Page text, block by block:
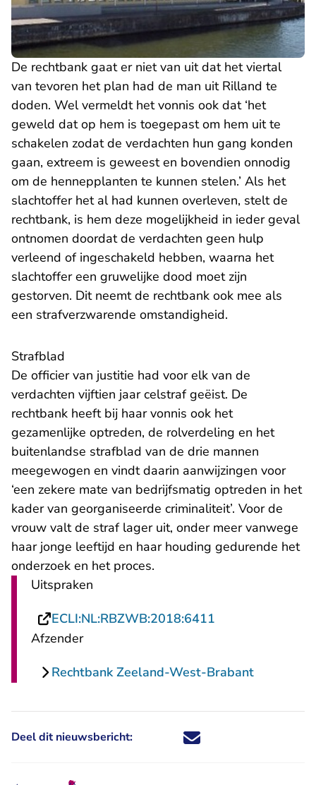
De rechtbank gaat er niet van uit dat het viertal
van tevoren het plan had de man uit Rilland te
doden. Wel vermeldt het vonnis ook dat ‘het
geweld dat op hem is toegepast om hem uit te
schakelen zodat de verdachten hun gang konden
gaan, extreem is geweest en bovendien onnodig
om de hennepplanten te kunnen stelen.’ Als het
slachtoffer het al had kunnen overleven, stelt de
rechtbank, is hem deze mogelijkheid in ieder geval
ontnomen doordat de verdachten geen hulp
verleend of ingeschakeld hebben, waarna het
slachtoffer een gruwelijke dood moet zijn
gestorven. Dit neemt de rechtbank ook mee als
een strafverzwarende omstandigheid.
Strafblad
De officier van justitie had voor elk van de
verdachten vijftien jaar celstraf geëist. De
rechtbank heeft bij haar vonnis ook het
gezamenlijke optreden, de rolverdeling en het
buitenlandse strafblad van de drie mannen
meegewogen en vindt daarin aanwijzingen voor
‘een zekere mate van bedrijfsmatig optreden in het
kader van georganiseerde criminaliteit’. Voor de
vrouw valt de straf lager uit, onder meer vanwege
haar jonge leeftijd en haar houding gedurende het
onderzoek en het proces.
Uitspraken
ECLI:NL:RBZWB:2018:6411
Afzender
Rechtbank Zeeland-West-Brabant
Deel dit nieuwsbericht: Deel dit nieuwsbericht via X -
Deel dit nieuwsbericht via
Deel dit nieuwsbericht
Deel dit